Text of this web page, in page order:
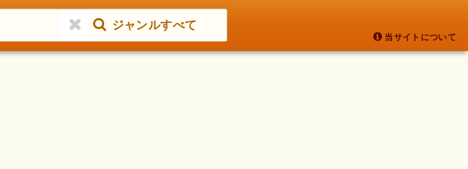
ジャンルすべて
当サイトについて